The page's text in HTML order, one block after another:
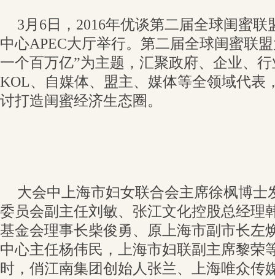
3月6日，2016年优谈第二届全球闺蜜
中心APEC大厅举行。第二届全球闺蜜联
一个百万亿”为主题，汇聚政府、企业、
KOL、自媒体、盟主、媒体等全领域代表
讨打造闺蜜经济生态圈。
大会中上海市妇女联合会主席徐枫博士
委员会副主任刘敏、张江文化控股总经理
基金会理事长柴俊勇、原上海市副市长左
中心主任杨伟民，上海市妇联副主席黎荣
时，俏江南集团创始人张兰、上海唯众传